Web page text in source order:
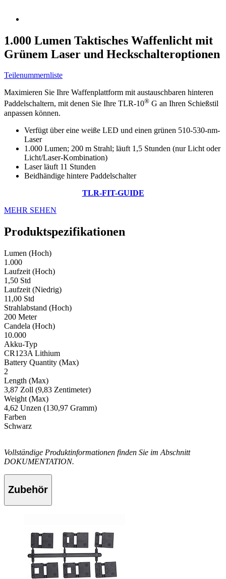
1.000 Lumen Taktisches Waffenlicht mit
Grünem Laser und Heckschalteroptionen
Teilenummernliste
Maximieren Sie Ihre Waffenplattform mit austauschbaren hinteren
Paddelschaltern, mit denen Sie Ihre TLR-10® G an Ihren Schießstil
anpassen können.
Verfügt über eine weiße LED und einen grünen 510-530-nm-
Laser
1.000 Lumen; 200 m Strahl; läuft 1,5 Stunden (nur Licht oder
Licht/Laser-Kombination)
Laser läuft 11 Stunden
Beidhändige hintere Paddelschalter
TLR-FIT-GUIDE
MEHR SEHEN
Produktspezifikationen
Lumen (Hoch)
1.000
Laufzeit (Hoch)
1,50 Std
Laufzeit (Niedrig)
11,00 Std
Strahlabstand (Hoch)
200 Meter
Candela (Hoch)
10.000
Akku-Typ
CR123A Lithium
Battery Quantity (Max)
2
Length (Max)
3,87 Zoll (9,83 Zentimeter)
Weight (Max)
4,62 Unzen (130,97 Gramm)
Farben
Schwarz
Vollständige Produktinformationen finden Sie im Abschnitt
DOKUMENTATION.
Zubehör